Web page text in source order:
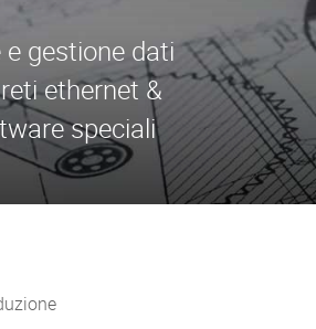
gestione dati
ethernet &
speciali